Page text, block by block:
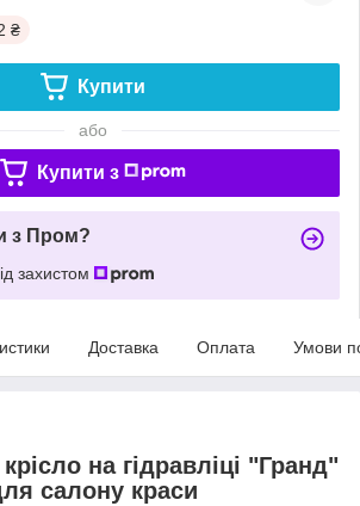
₴
Купити
або
Купити з
з Пром?
захистом
Доставка Оплата Умови
на гідравліці "Гранд"
салону краси